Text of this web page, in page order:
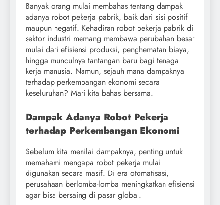
Banyak orang mulai membahas tentang dampak
adanya robot pekerja pabrik, baik dari sisi positif
maupun negatif. Kehadiran robot pekerja pabrik di
sektor industri memang membawa perubahan besar
mulai dari efisiensi produksi, penghematan biaya,
hingga munculnya tantangan baru bagi tenaga
kerja manusia. Namun, sejauh mana dampaknya
terhadap perkembangan ekonomi secara
keseluruhan? Mari kita bahas bersama.
Dampak Adanya Robot Pekerja
terhadap Perkembangan Ekonomi
Sebelum kita menilai dampaknya, penting untuk
memahami mengapa robot pekerja mulai
digunakan secara masif. Di era otomatisasi,
perusahaan berlomba-lomba meningkatkan efisiensi
agar bisa bersaing di pasar global.